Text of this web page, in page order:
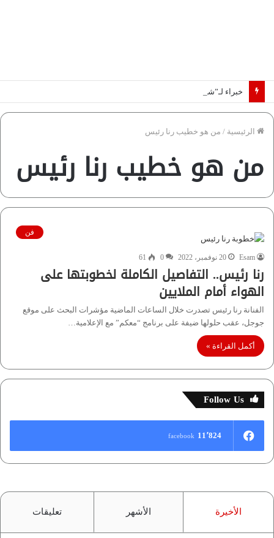
خبراء لـ”شبكة رؤية”: «اتفاق مكة» يغيّر قواعد اللعبة بالشرق الأوسط
الرئيسية / من هو خطيب رنا رئيس
من هو خطيب رنا رئيس
فن
Esam 20 نوفمبر، 2022 0
61
رنا رئيس.. التفاصيل الكاملة لخطوبتها على
الهواء أمام الملايين
الفنانة رنا رئيس تصدرت خلال الساعات الماضية مؤشرات البحث على موقع
جوجل، عقب حلولها ضيفة على برنامج “معكم” مع الإعلامية…
أكمل القراءة »
Follow Us
11٬824 facebook
الأخيرة الأشهر تعليقات